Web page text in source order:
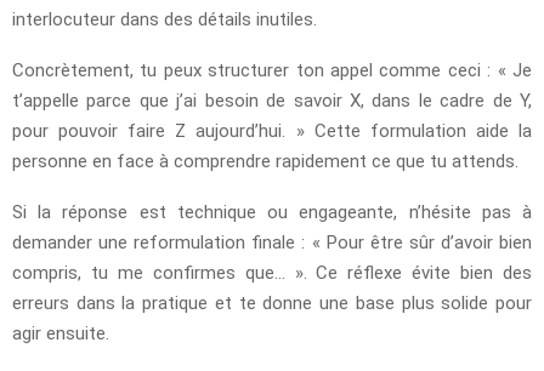
interlocuteur dans des détails inutiles.
Concrètement, tu peux structurer ton appel comme ceci : « Je
t’appelle parce que j’ai besoin de savoir X, dans le cadre de Y,
pour pouvoir faire Z aujourd’hui. » Cette formulation aide la
personne en face à comprendre rapidement ce que tu attends.
Si la réponse est technique ou engageante, n’hésite pas à
demander une reformulation finale : « Pour être sûr d’avoir bien
compris, tu me confirmes que… ». Ce réflexe évite bien des
erreurs dans la pratique et te donne une base plus solide pour
agir ensuite.